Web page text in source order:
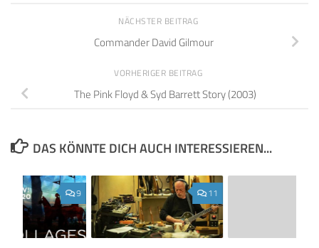
NÄCHSTER BEITRAG
Commander David Gilmour
VORHERIGER BEITRAG
The Pink Floyd & Syd Barrett Story (2003)
DAS KÖNNTE DICH AUCH INTERESSIEREN...
11
9